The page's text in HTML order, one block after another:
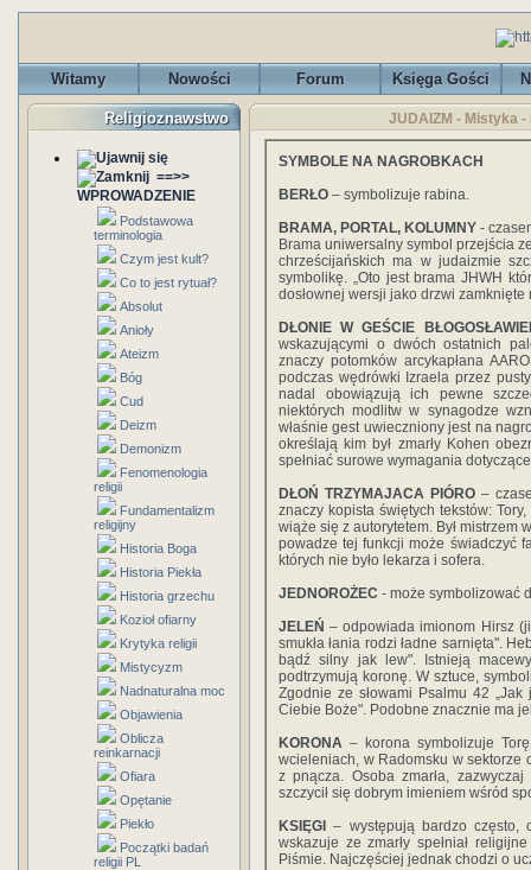
Witamy Nowości Forum Księga Gości
Religioznawstwo
==>>
WPROWADZENIE
Podstawowa
terminologia
Czym jest kult?
Co to jest rytuał?
Absolut
Anioły
Ateizm
Bóg
Cud
Deizm
Demonizm
Fenomenologia
religii
Fundamentalizm
religijny
Historia Boga
Historia Piekła
Historia grzechu
Kozioł ofiarny
Krytyka religii
Mistycyzm
Nadnaturalna moc
Objawienia
Oblicza
reinkarnacji
Ofiara
Opętanie
Piekło
Początki badań
religii PL
JUDAIZM - Mistyka
SYMBOLE NA NAGROBKACH
BERŁO – symbolizuje rabina.
BRAMA, PORTAL, KOLUMNY -
Brama uniwersalny symbol przejścia
chrześcijańskich ma w judaizmie
symbolikę. „Oto jest brama JHWH
dosłownej wersji jako drzwi
DŁONIE W GEŚCIE
wskazującymi o dwóch ostatnich
znaczy potomków arcykapłana
podczas wędrówki Izraela przez
nadal obowiązują ich pewne
niektórych modlitw w synagodze
właśnie gest uwieczniony jest na
określają kim był zmarły Kohen
spełniać surowe wymagania
DŁOŃ TRZYMAJACA PIÓRO –
znaczy kopista świętych tekstów:
wiąże się z autorytetem. Był mistrzem
powadze tej funkcji może świadczyć
których nie było lekarza i sofera.
JEDNOROŻEC - może symbolizować
JELEŃ – odpowiada imionom Hirsz
smukła łania rodzi ładne sarnięta".
bądź silny jak lew". Istnieją
podtrzymują koronę. W sztuce,
Zgodnie ze słowami Psalmu 42
Ciebie Boże". Podobne znacznie ma
KORONA– korona symbolizuje
wcieleniach, w Radomsku w sektorze
z pnącza. Osoba zmarła,
szczycił się dobrym imieniem wśród
KSIĘGI– występują bardzo często,
wskazuje ze zmarły spełniał
Piśmie. Najczęściej jednak chodzi o